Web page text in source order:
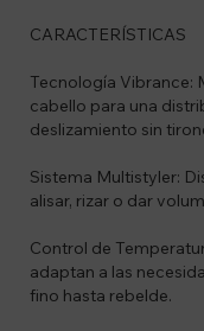
CARACTERÍSTICAS
Tecnología Vibrance:
cabello para una
deslizamiento sin
Sistema Multistyler:
alisar, rizar o dar
Control de
adaptan a las
fino hasta rebelde.